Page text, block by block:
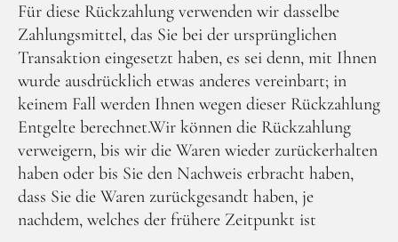
Für diese Rückzahlung verwenden wir dasselbe
Zahlungsmittel, das Sie bei der ursprünglichen
Transaktion eingesetzt haben, es sei denn, mit Ihnen
wurde ausdrücklich etwas anderes vereinbart; in
keinem Fall werden Ihnen wegen dieser Rückzahlung
Entgelte berechnet.Wir können die Rückzahlung
verweigern, bis wir die Waren wieder zurückerhalten
haben oder bis Sie den Nachweis erbracht haben,
dass Sie die Waren zurückgesandt haben, je
nachdem, welches der frühere Zeitpunkt ist